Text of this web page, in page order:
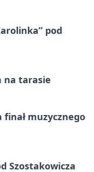
pod
na tarasie
muzycznego
Szostakowicza